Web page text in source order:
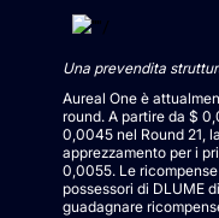
Una prevendita
Aureal One è
round. A partire da $
0,0045 nel Round 21,
apprezzamento per i
0,0055. Le
possessori di DLUME
guadagnare